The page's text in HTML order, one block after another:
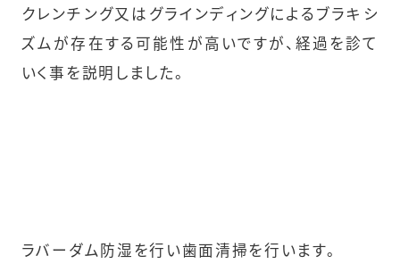
クレンチング又はグラインディングによるブラキシ
ズムが存在する可能性が高いですが、経過を診て
いく事を説明しました。
ラバーダム防湿を行い歯面清掃を行います。